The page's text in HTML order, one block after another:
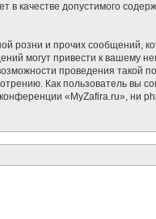
качестве допустимого
розни и прочих сообщений,
могут привести к вашему
проведения такой
Как пользователь вы
«MyZafira.ru», ни